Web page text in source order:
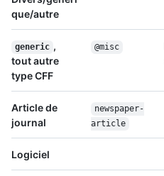
que/autre
generic ,
tout autre
type CFF
@misc
Article de
journal
newspaper-
article
Logiciel